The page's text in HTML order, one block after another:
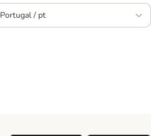
Portugal / pt